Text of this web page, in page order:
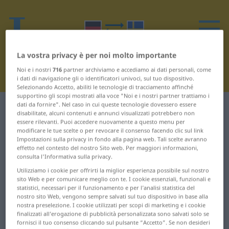
Dizionario Tedesco-Svedese Ö
Parole in tedesco che iniziano
con Ö
öde ... Öffnung
Öffnungszeiten ...
ökologisch
Ölbild ... Ölkanne
Ölkrise ... Ölteppich
Ölung ... Österreich
La vostra privacy è per noi molto importante
Noi e i nostri716 partner archiviamo e accediamo ai dati personali, come
i dati di navigazione gli o identificatori univoci, sul tuo dispositivo.
Selezionando Accetto, abiliti le tecnologie di tracciamento affinché
supportino gli scopi mostrati alla voce "Noi e i nostri partner trattiamo i
dati da fornire". Nel caso in cui queste tecnologie dovessero essere
disabilitate, alcuni contenuti e annunci visualizzati potrebbero non
essere rilevanti. Puoi accedere nuovamente a questo menu per
modificare le tue scelte o per revocare il consenso facendo clic sul link
Impostazioni sulla privacy in fondo alla pagina web. Tali scelte avranno
effetto nel contesto del nostro Sito web. Per maggiori informazioni,
consulta l'Informativa sulla privacy.
Utilizziamo i cookie per offrirti la miglior esperienza possibile sul nostro
sito Web e per comunicare meglio con te. I cookie essenziali, funzionali e
statistici, necessari per il funzionamento e per l’analisi statistica del
nostro sito Web, vengono sempre salvati sul tuo dispositivo in base alla
nostra preselezione. I cookie utilizzati per scopi di marketing e i cookie
finalizzati all’erogazione di pubblicità personalizzata sono salvati solo se
fornisci il tuo consenso cliccando sul pulsante “Accetto”. Se non desideri